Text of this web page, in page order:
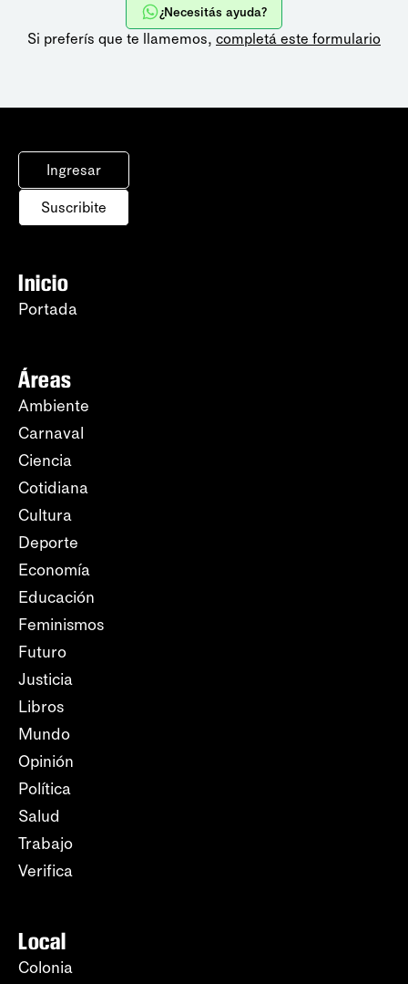
¿Necesitás ayuda?
Si preferís que te llamemos, completá este formulario
Ingresar
Suscribite
Inicio
Portada
Áreas
Ambiente
Carnaval
Ciencia
Cotidiana
Cultura
Deporte
Economía
Educación
Feminismos
Futuro
Justicia
Libros
Mundo
Opinión
Política
Salud
Trabajo
Verifica
Local
Colonia